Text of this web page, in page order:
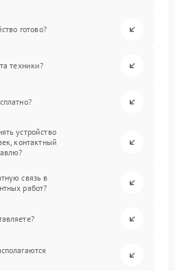
готово?
техники?
устройство
контактный
связь в
работ?